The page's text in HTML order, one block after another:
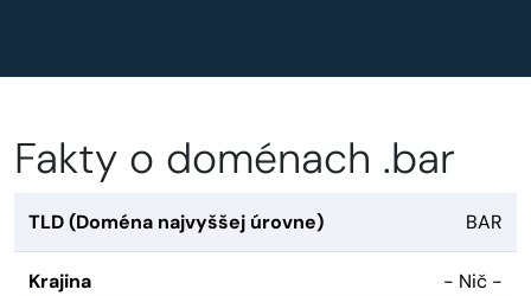
Fakty o doménach .bar
TLD (Doména najvyššej úrovne) BAR
Krajina - Nič -